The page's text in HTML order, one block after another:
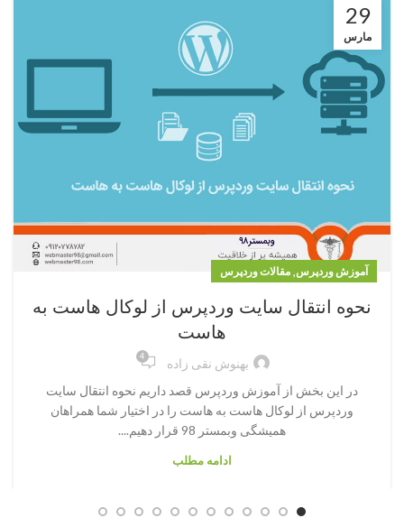
29
مارس
آموزش وردپرس, مقالات وردپرس
نحوه انتقال سایت وردپرس از لوکال هاست به
هاست
بهنوش نقی زاده 4
در این بخش از آموزش وردپرس قصد داریم نحوه انتقال سایت
وردپرس از لوکال هاست به هاست را در اختیار شما همراهان
همیشگی وبمستر 98 قرار دهیم....
ادامه مطلب